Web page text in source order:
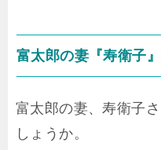
富太郎の妻『寿衛子
富太郎の妻、寿衛子
しょうか。